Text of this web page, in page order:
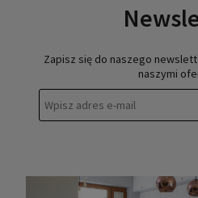
Zapisz się do naszego
naszymi